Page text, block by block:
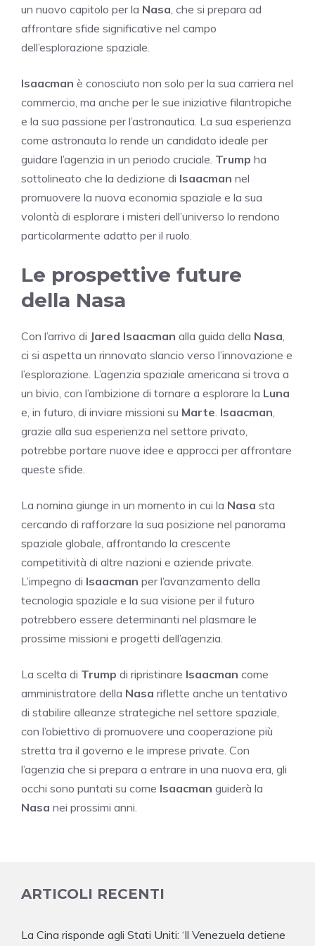
un nuovo capitolo per la Nasa, che si prepara ad
affrontare sfide significative nel campo
dell’esplorazione spaziale.
Isaacman è conosciuto non solo per la sua carriera nel
commercio, ma anche per le sue iniziative filantropiche
e la sua passione per l’astronautica. La sua esperienza
come astronauta lo rende un candidato ideale per
guidare l’agenzia in un periodo cruciale. Trump ha
sottolineato che la dedizione di Isaacman nel
promuovere la nuova economia spaziale e la sua
volontà di esplorare i misteri dell’universo lo rendono
particolarmente adatto per il ruolo.
Le prospettive future
della Nasa
Con l’arrivo di Jared Isaacman alla guida della Nasa,
ci si aspetta un rinnovato slancio verso l’innovazione e
l’esplorazione. L’agenzia spaziale americana si trova a
un bivio, con l’ambizione di tornare a esplorare la Luna
e, in futuro, di inviare missioni su Marte. Isaacman,
grazie alla sua esperienza nel settore privato,
potrebbe portare nuove idee e approcci per affrontare
queste sfide.
La nomina giunge in un momento in cui la Nasa sta
cercando di rafforzare la sua posizione nel panorama
spaziale globale, affrontando la crescente
competitività di altre nazioni e aziende private.
L’impegno di Isaacman per l’avanzamento della
tecnologia spaziale e la sua visione per il futuro
potrebbero essere determinanti nel plasmare le
prossime missioni e progetti dell’agenzia.
La scelta di Trump di ripristinare Isaacman come
amministratore della Nasa riflette anche un tentativo
di stabilire alleanze strategiche nel settore spaziale,
con l’obiettivo di promuovere una cooperazione più
stretta tra il governo e le imprese private. Con
l’agenzia che si prepara a entrare in una nuova era, gli
occhi sono puntati su come Isaacman guiderà la
Nasa nei prossimi anni.
ARTICOLI RECENTI
La Cina risponde agli Stati Uniti: ‘Il Venezuela detiene